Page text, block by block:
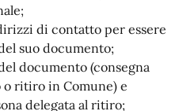
di contatto per essere
suo documento;
documento (consegna
o ritiro in Comune) e
delegata al ritiro;